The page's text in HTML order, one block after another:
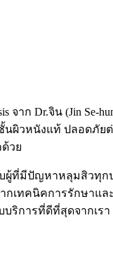
จาก Dr.จิน (Jin
หนังแท้ ปลอดภัยต่
วย
มีปัญหาหลุมสิวทุกป
เทคนิคการรักษา
ริการที่ดีที่สุดจากเรา